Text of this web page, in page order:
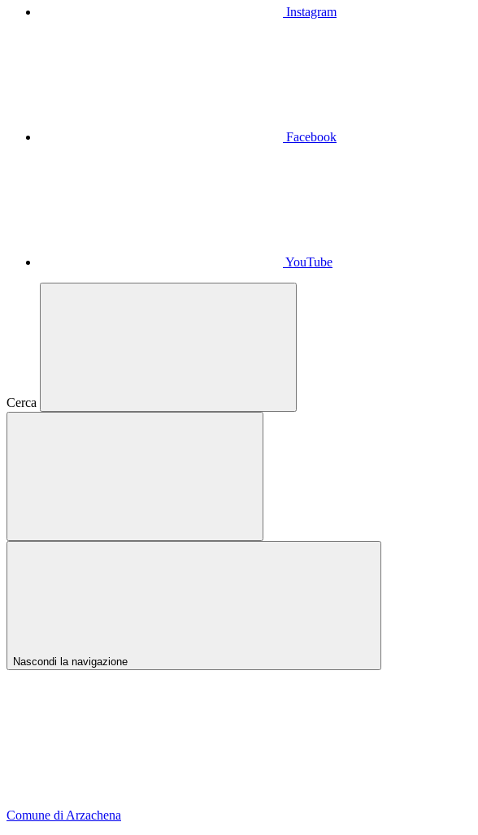
Instagram
Facebook
YouTube
Cerca
Nascondi la navigazione
Comune di Arzachena